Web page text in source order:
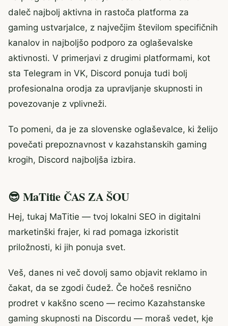
daleč najbolj aktivna in rastoča platforma za
gaming ustvarjalce, z največjim številom specifičnih
kanalov in najboljšo podporo za oglaševalske
aktivnosti. V primerjavi z drugimi platformami, kot
sta Telegram in VK, Discord ponuja tudi bolj
profesionalna orodja za upravljanje skupnosti in
povezovanje z vplivneži.
To pomeni, da je za slovenske oglaševalce, ki želijo
povečati prepoznavnost v kazahstanskih gaming
krogih, Discord najboljša izbira.
😎 MaTitie ČAS ZA ŠOU
Hej, tukaj MaTitie — tvoj lokalni SEO in digitalni
marketinški frajer, ki rad pomaga izkoristit
priložnosti, ki jih ponuja svet.
Veš, danes ni več dovolj samo objavit reklamo in
čakat, da se zgodi čudež. Če hočeš resnično
prodret v kakšno sceno — recimo Kazahstanske
gaming skupnosti na Discordu — moraš vedet, kje